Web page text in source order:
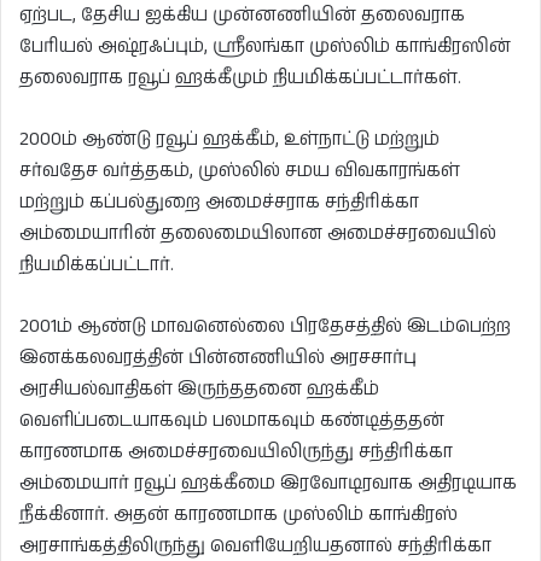
ஏற்பட, தேசிய ஐக்கிய முன்னணியின் தலைவராக
பேரியல் அஷ்ரஃப்பும், ஸ்ரீலங்கா முஸ்லிம் காங்கிரஸின்
தலைவராக ரவூப் ஹக்கீமும் நியமிக்கப்பட்டார்கள்.
2000ம் ஆண்டு ரவூப் ஹக்கீம், உள்நாட்டு மற்றும்
சர்வதேச வர்த்தகம், முஸ்லில் சமய விவகாரங்கள்
மற்றும் கப்பல்துறை அமைச்சராக சந்திரிக்கா
அம்மையாரின் தலைமையிலான அமைச்சரவையில்
நியமிக்கப்பட்டார்.
2001ம் ஆண்டு மாவனெல்லை பிரதேசத்தில் இடம்பெற்ற
இனக்கலவரத்தின் பின்னணியில் அரசசார்பு
அரசியல்வாதிகள் இருந்ததனை ஹக்கீம்
வெளிப்படையாகவும் பலமாகவும் கண்டித்ததன்
காரணமாக அமைச்சரவையிலிருந்து சந்திரிக்கா
அம்மையார் ரவூப் ஹக்கீமை இரவோடிரவாக அதிரடியாக
நீக்கினார். அதன் காரணமாக முஸ்லிம் காங்கிரஸ்
அரசாங்கத்திலிருந்து வெளியேறியதனால் சந்திரிக்கா